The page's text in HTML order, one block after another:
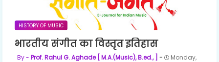
HISTORY OF MUSIC
भारतीय संगीत का विस्तृत इतिहास
Prof. Rahul G. Aghade [ M.A.(Music), B.ed., ]
Monday,